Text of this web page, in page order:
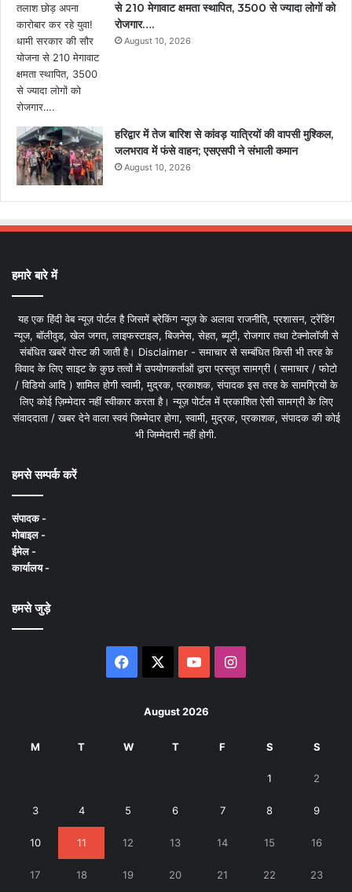
से 210 मेगावाट क्षमता स्थापित, 3500 से ज्यादा लोगों को
रोजगार….
August 10, 2026
हरिद्वार में तेज बारिश से कांवड़ यात्रियों की वापसी मुश्किल,
जलभराव में फंसे वाहन; एसएसपी ने संभाली कमान
August 10, 2026
हमारे बारे में
यह एक हिंदी वेब न्यूज़ पोर्टल है जिसमें ब्रेकिंग न्यूज़ के अलावा राजनीति, प्रशासन, ट्रेंडिंग
न्यूज, बॉलीवुड, खेल जगत, लाइफस्टाइल, बिजनेस, सेहत, ब्यूटी, रोजगार तथा टेक्नोलॉजी से
संबंधित खबरें पोस्ट की जाती है। Disclaimer - समाचार से सम्बंधित किसी भी तरह के
विवाद के लिए साइट के कुछ तत्वों में उपयोगकर्ताओं द्वारा प्रस्तुत सामग्री ( समाचार / फोटो
/ विडियो आदि ) शामिल होगी स्वामी, मुद्रक, प्रकाशक, संपादक इस तरह के सामग्रियों के
लिए कोई ज़िम्मेदार नहीं स्वीकार करता है। न्यूज़ पोर्टल में प्रकाशित ऐसी सामग्री के लिए
संवाददाता / खबर देने वाला स्वयं जिम्मेदार होगा, स्वामी, मुद्रक, प्रकाशक, संपादक की कोई
भी जिम्मेदारी नहीं होगी.
हमसे सम्पर्क करें
संपादक -
मोबाइल -
ईमेल -
कार्यालय -
हमसे जुड़े
Facebook YouTubeInstagram
August 2026
M T W T F S S
1 2
3 4 5 6 7 8 9
10 11 12 13 14 15 16
17 18 19 20 21 22 23